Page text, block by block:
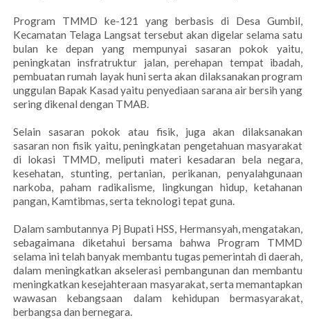
Program TMMD ke-121 yang berbasis di Desa Gumbil,
Kecamatan Telaga Langsat tersebut akan digelar selama satu
bulan ke depan yang mempunyai sasaran pokok yaitu,
peningkatan insfratruktur jalan, perehapan tempat ibadah,
pembuatan rumah layak huni serta akan dilaksanakan program
unggulan Bapak Kasad yaitu penyediaan sarana air bersih yang
sering dikenal dengan TMAB.
Selain sasaran pokok atau fisik, juga akan dilaksanakan
sasaran non fisik yaitu, peningkatan pengetahuan masyarakat
di lokasi TMMD, meliputi materi kesadaran bela negara,
kesehatan, stunting, pertanian, perikanan, penyalahgunaan
narkoba, paham radikalisme, lingkungan hidup, ketahanan
pangan, Kamtibmas, serta teknologi tepat guna.
Dalam sambutannya Pj Bupati HSS, Hermansyah, mengatakan,
sebagaimana diketahui bersama bahwa Program TMMD
selama ini telah banyak membantu tugas pemerintah di daerah,
dalam meningkatkan akselerasi pembangunan dan membantu
meningkatkan kesejahteraan masyarakat, serta memantapkan
wawasan kebangsaan dalam kehidupan bermasyarakat,
berbangsa dan bernegara.